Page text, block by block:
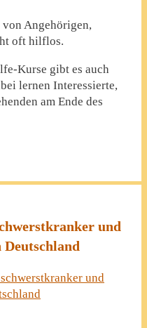
von Angehörigen,
oft hilflos.
Kurse gibt es auch
lernen Interessierte,
am Ende des
und
Deutschland